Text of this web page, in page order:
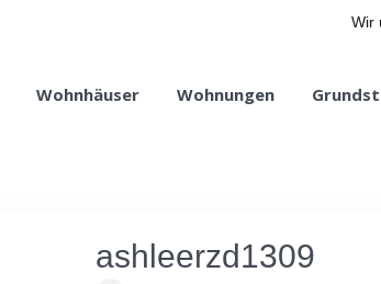
Wir
Wohnhäuser Wohnungen
ashleerzd1309